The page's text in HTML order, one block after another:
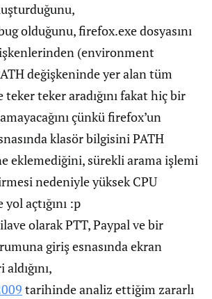
olduğunu, firefox.exe dosyasını
(environment
değişkeninde yer alan tüm
teker aradığını fakat hiç bir
çünkü firefox’un
klasör bilgisini PATH
eklemediğini, sürekli arama işlemi
nedeniyle yüksek CPU
açtığını :p
olarak PTT, Paypal ve bir
giriş esnasında ekran
tarihinde analiz ettiğim zararlı